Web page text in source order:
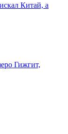
Китай, а
Гижгит,